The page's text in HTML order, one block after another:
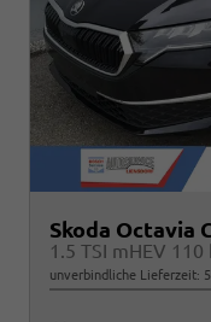
Skoda Octavia
unverbindliche Lieferzeit: